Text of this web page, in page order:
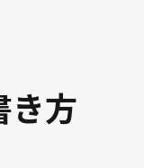
き方